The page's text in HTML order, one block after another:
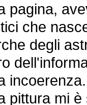
pagina,
che
degli
incoerenza.
pittura mi